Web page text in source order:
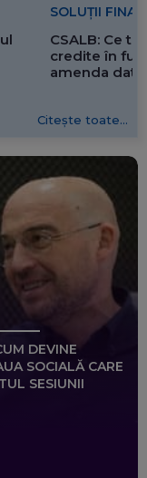
SOLUȚII
CSALB: Ce
credite în
amenda
Citește toate...
DEVINE
SOCIALĂ CARE
SESIUNII